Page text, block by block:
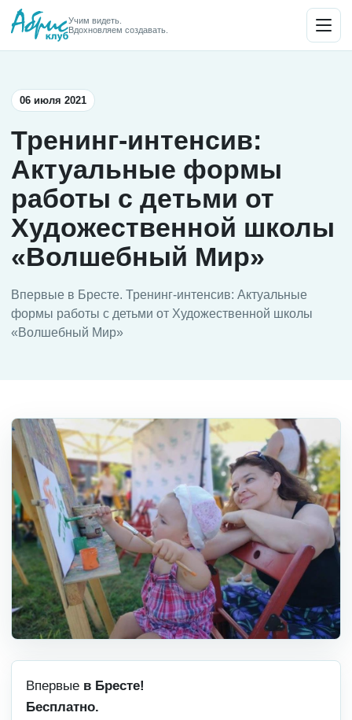
Учим видеть.
Вдохновляем создавать.
06 июля 2021
Тренинг-интенсив:
Актуальные формы
работы с детьми от
Художественной школы
«Волшебный Мир»
Впервые в Бресте. Тренинг-интенсив: Актуальные
формы работы с детьми от Художественной школы
«Волшебный Мир»
Впервые в Бресте!
Бесплатно.